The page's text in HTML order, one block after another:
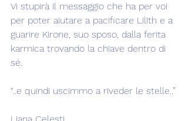
Vi stupirà il messaggio che ha per voi
per poter aiutare a pacificare Lilith e a
guarire Kirone, suo sposo, dalla ferita
karmica trovando la chiave dentro di
sé.
“..e quindi uscimmo a riveder le stelle..”